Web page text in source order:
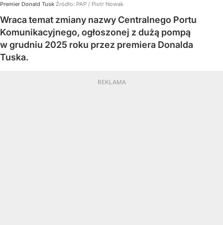
Premier Donald Tusk Źródło: PAP / Piotr Nowak
Wraca temat zmiany nazwy Centralnego Portu
Komunikacyjnego, ogłoszonej z dużą pompą
w grudniu 2025 roku przez premiera Donalda
Tuska.